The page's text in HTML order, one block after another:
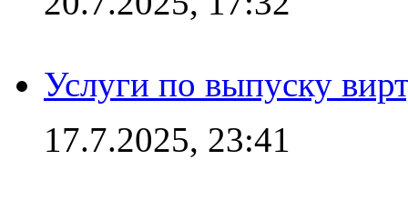
Услуги по выпуску
17.7.2025, 23:41